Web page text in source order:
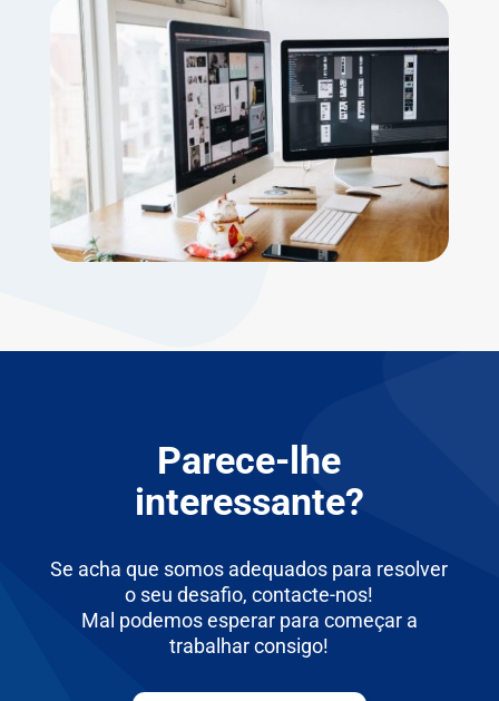
Parece-lhe
interessante?
Se acha que somos adequados para resolver
o seu desafio, contacte-nos!
Mal podemos esperar para começar a
trabalhar consigo!